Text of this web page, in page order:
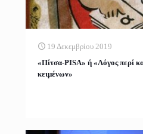
19 Δεκεμβρίου 2019
«Πίτσα-PISA» ή «Λόγος περί
κειμένων»